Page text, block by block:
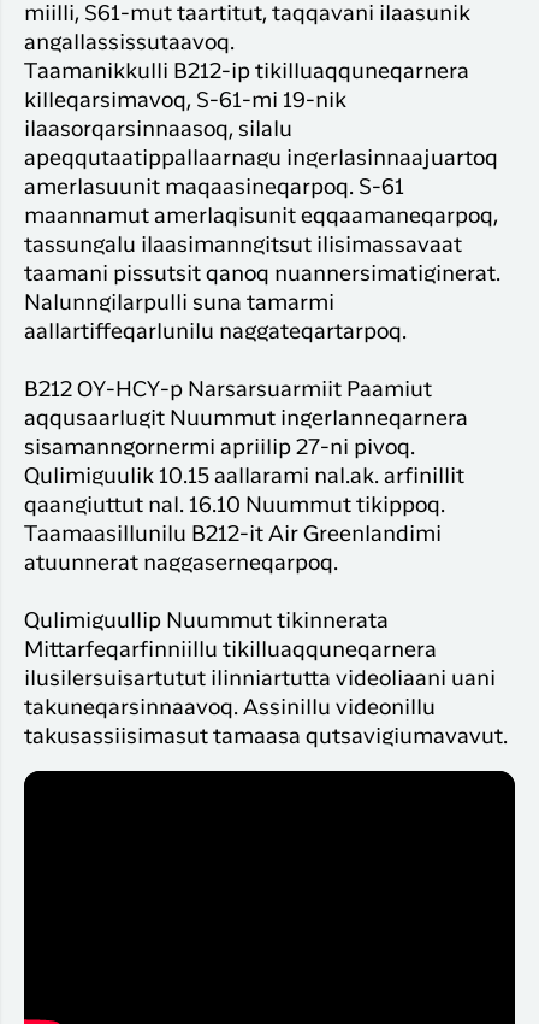
miilli, S61-mut taartitut, taqqavani ilaasunik
angallassissutaavoq.
Taamanikkulli B212-ip tikilluaqquneqarnera
killeqarsimavoq, S-61-mi 19-nik
ilaasorqarsinnaasoq, silalu
apeqqutaatippallaarnagu ingerlasinnaajuartoq
amerlasuunit maqaasineqarpoq. S-61
maannamut amerlaqisunit eqqaamaneqarpoq,
tassungalu ilaasimanngitsut ilisimassavaat
taamani pissutsit qanoq nuannersimatiginerat.
Nalunngilarpulli suna tamarmi
aallartiffeqarlunilu naggateqartarpoq.
B212 OY-HCY-p Narsarsuarmiit Paamiut
aqqusaarlugit Nuummut ingerlanneqarnera
sisamanngornermi apriilip 27-ni pivoq.
Qulimiguulik 10.15 aallarami nal.ak. arfinillit
qaangiuttut nal. 16.10 Nuummut tikippoq.
Taamaasillunilu B212-it Air Greenlandimi
atuunnerat naggaserneqarpoq.
Qulimiguullip Nuummut tikinnerata
Mittarfeqarfinniillu tikilluaqquneqarnera
ilusilersuisartutut ilinniartutta videoliaani uani
takuneqarsinnaavoq. Assinillu videonillu
takusassiisimasut tamaasa qutsavigiumavavut.